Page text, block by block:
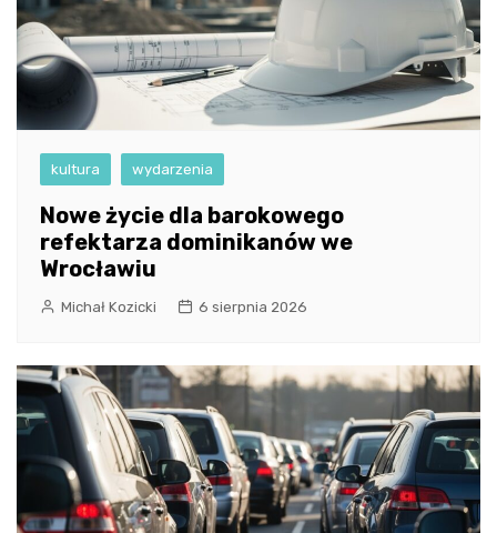
kultura wydarzenia
Nowe życie dla barokowego
refektarza dominikanów we
Wrocławiu
Michał Kozicki 6 sierpnia 2026